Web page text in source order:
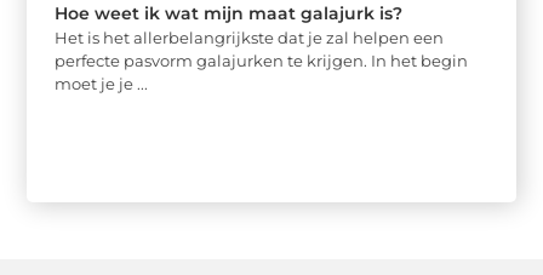
Hoe weet ik wat mijn maat galajurk is?
Het is het allerbelangrijkste dat je zal helpen een
perfecte pasvorm galajurken te krijgen. In het begin
moet je je ...